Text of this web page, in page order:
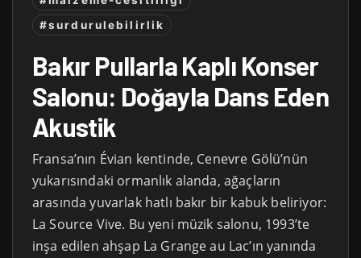
#surdurulebilirlik
Bakır Pullarla Kaplı Konser
Salonu: Doğayla Dans Eden
Akustik
Fransa’nın Évian kentinde, Cenevre Gölü’nün
yukarısındaki ormanlık alanda, ağaçların
arasında yuvarlak hatlı bakır bir kabuk beliriyor:
La Source Vive. Bu yeni müzik salonu, 1993’te
inşa edilen ahşap La Grange au Lac’ın yanında